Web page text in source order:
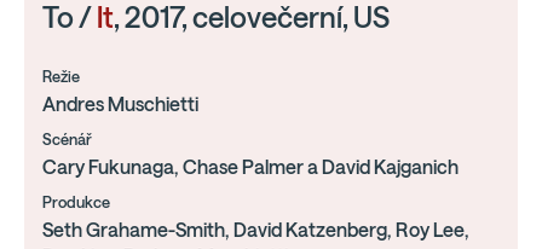
To / It, 2017, celovečerní, US
Režie
Andres Muschietti
Scénář
Cary Fukunaga, Chase Palmer a David Kajganich
Produkce
Seth Grahame-Smith, David Katzenberg, Roy Lee,